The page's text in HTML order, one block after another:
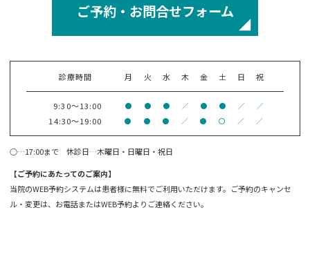
ご予約・お問合せフォーム
診療時間 月 火 水 木 金 土 日 祝
9:30～13:00 ● ● ● ／ ● ● ／ ／
14:30～19:00 ● ● ● ／ ● 〇 ／ ／
○…17:00まで 休診日…木曜日・日曜日・祝日
【ご予約にあたってのご案内】
当院のWEB予約システムは患者様に無料でご利用いただけます。ご予約のキャンセ
ル・変更は、お電話またはWEB予約よりご連絡ください。